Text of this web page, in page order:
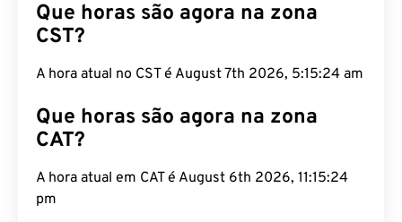
Que horas são agora na zona
CST?
A hora atual no CST é August 7th 2026, 5:15:25 am
Que horas são agora na zona
CAT?
A hora atual em CAT é August 6th 2026, 11:15:25
pm